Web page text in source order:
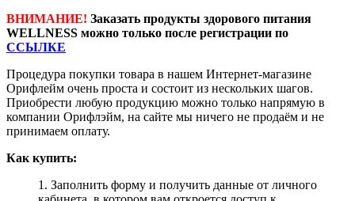
ВНИМАНИЕ! Заказать продукты здорового питания
WELLNESS можно только после регистрации по
ССЫЛКЕ
Процедура покупки товара в нашем Интернет-магазине
Орифлейм очень проста и состоит из нескольких шагов.
Приобрести любую продукцию можно только напрямую в
компании Орифлэйм, на сайте мы ничего не продаём и не
принимаем оплату.
Как купить:
1. Заполнить форму и получить данные от личного